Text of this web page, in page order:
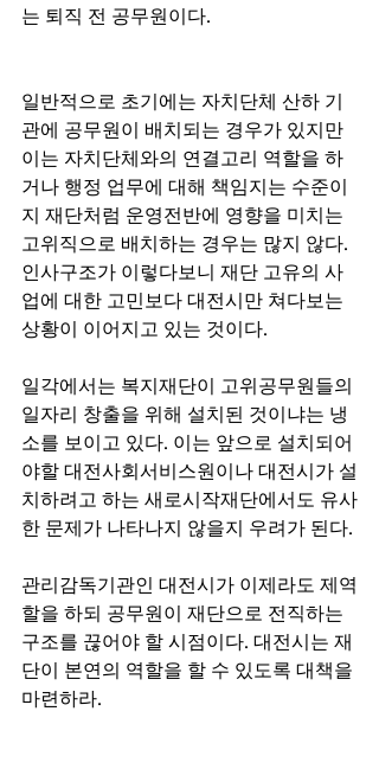
는 퇴직 전 공무원이다.
일반적으로 초기에는 자치단체 산하 기
관에 공무원이 배치되는 경우가 있지만
이는 자치단체와의 연결고리 역할을 하
거나 행정 업무에 대해 책임지는 수준이
지 재단처럼 운영전반에 영향을 미치는
고위직으로 배치하는 경우는 많지 않다.
인사구조가 이렇다보니 재단 고유의 사
업에 대한 고민보다 대전시만 쳐다보는
상황이 이어지고 있는 것이다.
일각에서는 복지재단이 고위공무원들의
일자리 창출을 위해 설치된 것이냐는 냉
소를 보이고 있다. 이는 앞으로 설치되어
야할 대전사회서비스원이나 대전시가 설
치하려고 하는 새로시작재단에서도 유사
한 문제가 나타나지 않을지 우려가 된다.
관리감독기관인 대전시가 이제라도 제역
할을 하되 공무원이 재단으로 전직하는
구조를 끊어야 할 시점이다. 대전시는 재
단이 본연의 역할을 할 수 있도록 대책을
마련하라.